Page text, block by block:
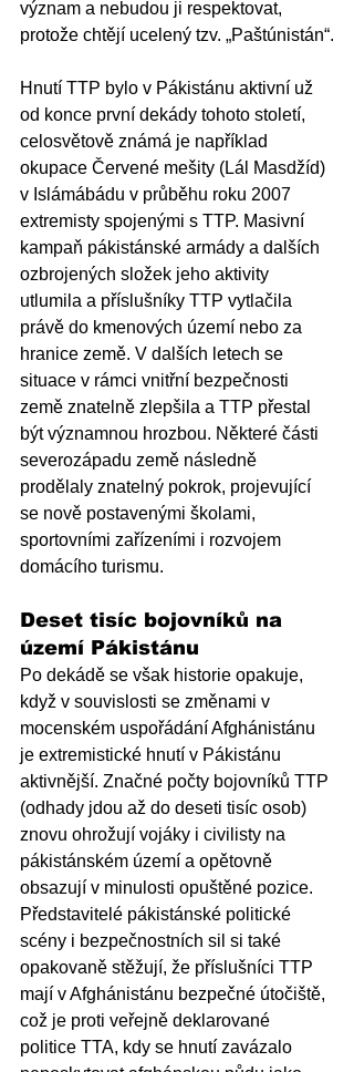
význam a nebudou ji respektovat,
protože chtějí ucelený tzv. „Paštúnistán“.
Hnutí TTP bylo v Pákistánu aktivní už
od konce první dekády tohoto století,
celosvětově známá je například
okupace Červené mešity (Lál Masdžíd)
v Islámábádu v průběhu roku 2007
extremisty spojenými s TTP. Masivní
kampaň pákistánské armády a dalších
ozbrojených složek jeho aktivity
utlumila a příslušníky TTP vytlačila
právě do kmenových území nebo za
hranice země. V dalších letech se
situace v rámci vnitřní bezpečnosti
země znatelně zlepšila a TTP přestal
být významnou hrozbou. Některé části
severozápadu země následně
prodělaly znatelný pokrok, projevující
se nově postavenými školami,
sportovními zařízeními i rozvojem
domácího turismu.
Deset tisíc bojovníků na
území Pákistánu
Po dekádě se však historie opakuje,
když v souvislosti se změnami v
mocenském uspořádání Afghánistánu
je extremistické hnutí v Pákistánu
aktivnější. Značné počty bojovníků TTP
(odhady jdou až do deseti tisíc osob)
znovu ohrožují vojáky i civilisty na
pákistánském území a opětovně
obsazují v minulosti opuštěné pozice.
Představitelé pákistánské politické
scény i bezpečnostních sil si také
opakovaně stěžují, že příslušníci TTP
mají v Afghánistánu bezpečné útočiště,
což je proti veřejně deklarované
politice TTA, kdy se hnutí zavázalo